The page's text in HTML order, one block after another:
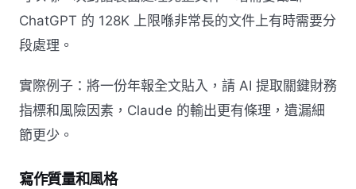
ChatGPT 的 128K 上限喺非常長的文件上有時需要分
段處理。
實際例子：將一份年報全文貼入，請 AI 提取關鍵財務
指標和風險因素，Claude 的輸出更有條理，遺漏細
節更少。
寫作質量和風格